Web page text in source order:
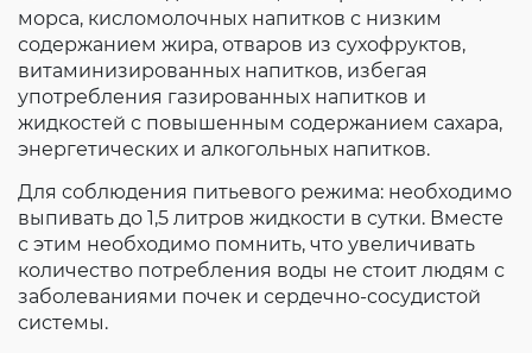
морса, кисломолочных напитков с низким
содержанием жира, отваров из сухофруктов,
витаминизированных напитков, избегая
употребления газированных напитков и
жидкостей с повышенным содержанием сахара,
энергетических и алкогольных напитков.
Для соблюдения питьевого режима: необходимо
выпивать до 1,5 литров жидкости в сутки. Вместе
с этим необходимо помнить, что увеличивать
количество потребления воды не стоит людям с
заболеваниями почек и сердечно-сосудистой
системы.